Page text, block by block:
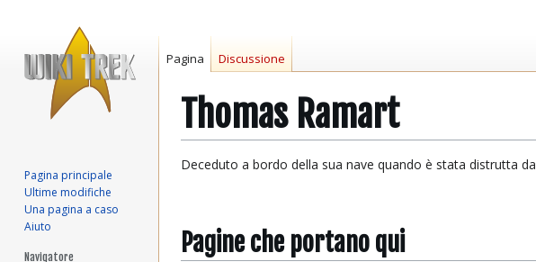
Thomas Ramart
Vai
Vai
Deceduto a bordo della sua nave quando è stata distrutta da
Pagine che portano qui
Pagina Discussione
Pagina principale
Ultime modifiche
Una pagina a caso
Aiuto
Navigatore